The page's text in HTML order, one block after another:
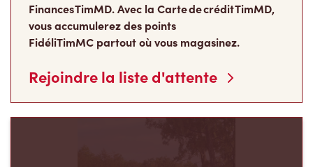
Finances TimMD. Avec la Carte de crédit TimMD,
vous accumulerez des points
FidéliTimMC partout où vous magasinez.
Rejoindre la liste d'attente